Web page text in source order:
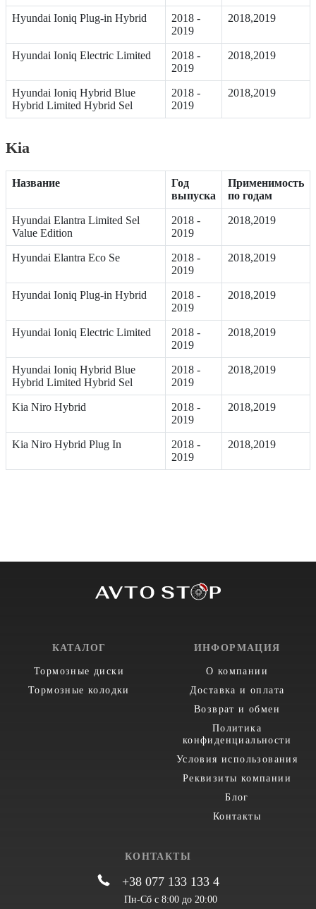
Hyundai Ioniq Plug-in Hybrid
2018 -
2019
2018,2019
Hyundai Ioniq Electric Limited
2018 -
2019
2018,2019
Hyundai Ioniq Hybrid Blue
Hybrid Limited Hybrid Sel
2018 -
2019
2018,2019
Kia
Название
Год
выпуска
Применимость
по годам
Hyundai Elantra Limited Sel
Value Edition
2018 -
2019
2018,2019
Hyundai Elantra Eco Se
2018 -
2019
2018,2019
Hyundai Ioniq Plug-in Hybrid
2018 -
2019
2018,2019
Hyundai Ioniq Electric Limited
2018 -
2019
2018,2019
Hyundai Ioniq Hybrid Blue
Hybrid Limited Hybrid Sel
2018 -
2019
2018,2019
Kia Niro Hybrid
2018 -
2019
2018,2019
Kia Niro Hybrid Plug In
2018 -
2019
2018,2019
КАТАЛОГ
Тормозные диски
Тормозные колодки
ИНФОРМАЦИЯ
О компании
Доставка и оплата
Возврат и обмен
Политика
конфиденциальности
Условия использования
Реквизиты компании
Блог
Контакты
КОНТАКТЫ
+38 077 133 133 4
Пн-Сб с 8:00 до 20:00